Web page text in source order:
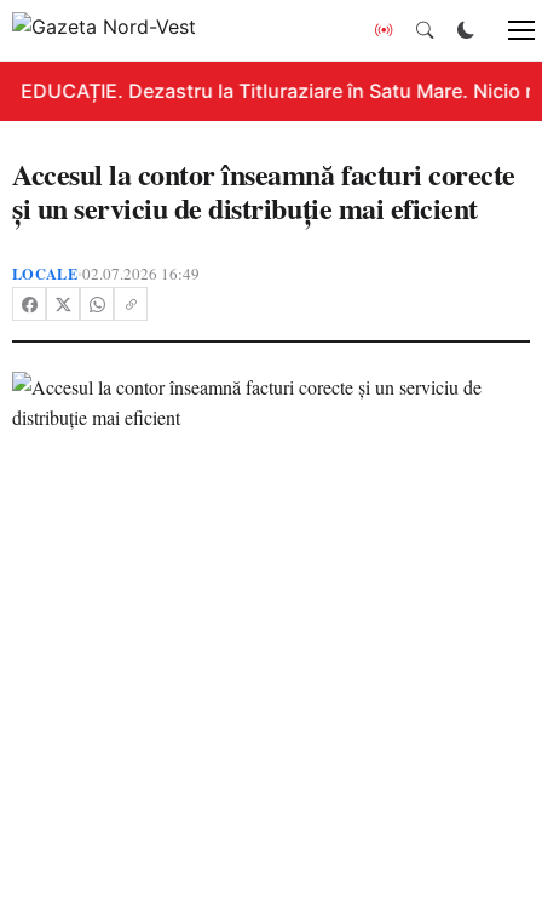
EDUCAȚIE. Dezastru la Titluraziare în Satu Mare. Nicio
Accesul la contor înseamnă facturi corecte
și un serviciu de distribuție mai eficient
LOCALE•02.07.2026 16:49